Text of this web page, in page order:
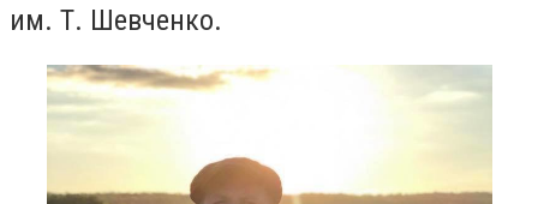
им. Т. Шевченко.